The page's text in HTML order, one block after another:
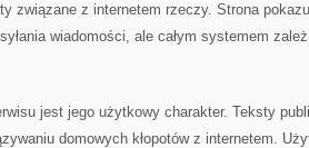
związane z internetem rzeczy. Strona
wiadomości, ale całym systemem
jest jego użytkowy charakter. Teksty
domowych kłopotów z internetem.